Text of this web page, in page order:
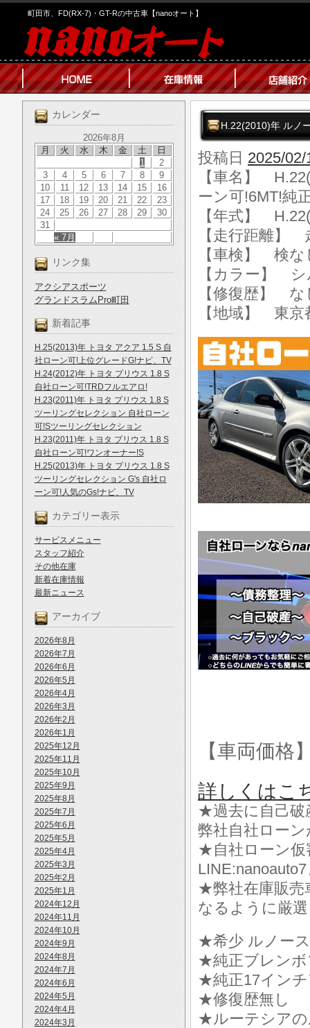
町田市、FD(RX-7)・GT-Rの中古車【nanoオート】
カレンダー
2026年8月
月
火 水 木 金 土 日
« 7月
1
2
3
4 5 6 7 8
9
10
11 12 13 14 15
16
17
18 19 20 21 22
23
24
25 26 27 28 29
30
31
リンク集
アクシアスポーツ
グランドスラムPro町田
新着記事
H.25(2013)年 トヨタ アクア 1.5 S 自
社ローン可!上位グレードG!ナビ、TV
H.24(2012)年 トヨタ プリウス 1.8 S
自社ローン可!TRDフルエアロ!
H.23(2011)年 トヨタ プリウス 1.8 S
ツーリングセレクション 自社ローン
可!Sツーリングセレクション
H.23(2011)年 トヨタ プリウス 1.8 S
自社ローン可!ワンオーナー!S
H.25(2013)年 トヨタ プリウス 1.8 S
ツーリングセレクション G's 自社ロ
ーン可!人気のGs!ナビ、TV
カテゴリー表示
サービスメニュー
スタッフ紹介
その他在庫
新着在庫情報
最新ニュース
アーカイブ
2026年8月
2026年7月
2026年6月
2026年5月
2026年4月
2026年3月
2026年2月
2026年1月
2025年12月
2025年11月
2025年10月
2025年9月
2025年8月
2025年7月
2025年6月
2025年5月
2025年4月
2025年3月
2025年2月
2025年1月
2024年12月
2024年11月
2024年10月
2024年9月
2024年8月
2024年7月
2024年6月
2024年5月
2024年4月
2024年3月
H.22(2010)年 ルノ
投稿日 2025/02/
【車名】
ーン可!6MT!純
【年式】
【走行距離】
【車検】 検な
【カラー】
【修復歴】 な
【地域】 東京
【車両価格
詳しくはこ
★過去に自己破
弊社自社ロー
★自社ローン仮
★弊社在庫販売
なるように厳
★希少 ルノー
★純正ブレンボ
★純正17イン
★修復歴無し
★ルーテシアの